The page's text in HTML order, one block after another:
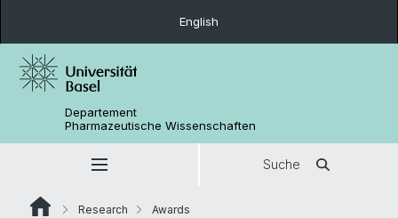
English
Departement
Pharmazeutische Wissenschaften
Suche
Research
Awards